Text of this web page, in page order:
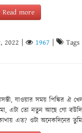
Read more
2022 | 1967 | Tags
যাওয়ার সময় পিঙ্কির ঐ
এটা তো নতুন আছে গো
এত? ওটা অনেকদিনের